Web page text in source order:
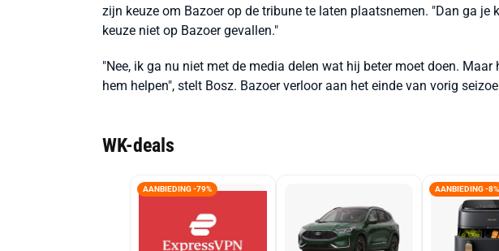
zijn keuze om Bazoer op de tribune te laten plaatsnemen. "Dan ga je
keuze niet op Bazoer gevallen."
"Nee, ik ga nu niet met de media delen wat hij beter moet doen.
hem helpen", stelt Bosz. Bazoer verloor aan het einde van vorig
WK-deals
AANBIEDING -79% AANBIEDING -8%